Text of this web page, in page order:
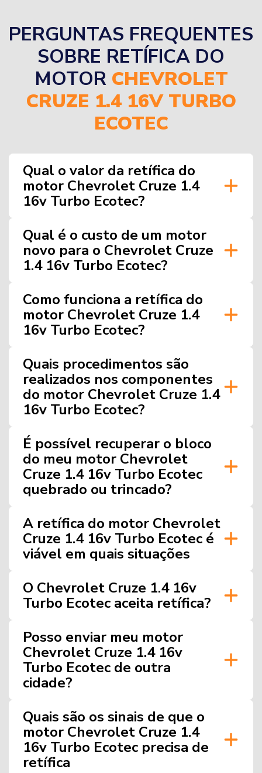
PERGUNTAS FREQUENTES
SOBRE RETÍFICA DO
MOTOR CHEVROLET
CRUZE 1.4 16V TURBO
ECOTEC
Qual o valor da retífica do
motor Chevrolet Cruze 1.4
16v Turbo Ecotec?
Qual é o custo de um motor
novo para o Chevrolet Cruze
1.4 16v Turbo Ecotec?
Como funciona a retífica do
motor Chevrolet Cruze 1.4
16v Turbo Ecotec?
Quais procedimentos são
realizados nos componentes
do motor Chevrolet Cruze 1.4
16v Turbo Ecotec?
É possível recuperar o bloco
do meu motor Chevrolet
Cruze 1.4 16v Turbo Ecotec
quebrado ou trincado?
A retífica do motor Chevrolet
Cruze 1.4 16v Turbo Ecotec é
viável em quais situações
O Chevrolet Cruze 1.4 16v
Turbo Ecotec aceita retífica?
Posso enviar meu motor
Chevrolet Cruze 1.4 16v
Turbo Ecotec de outra
cidade?
Quais são os sinais de que o
motor Chevrolet Cruze 1.4
16v Turbo Ecotec precisa de
retífica